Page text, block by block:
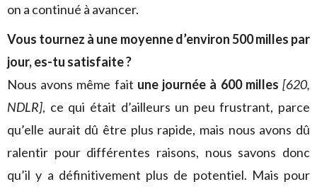
on a continué à avancer.
Vous tournez à une moyenne d’environ 500 milles par
jour, es-tu satisfaite ?
Nous avons même fait une journée à 600 milles [620,
NDLR], ce qui était d’ailleurs un peu frustrant, parce
qu’elle aurait dû être plus rapide, mais nous avons dû
ralentir pour différentes raisons, nous savons donc
qu’il y a définitivement plus de potentiel. Mais pour